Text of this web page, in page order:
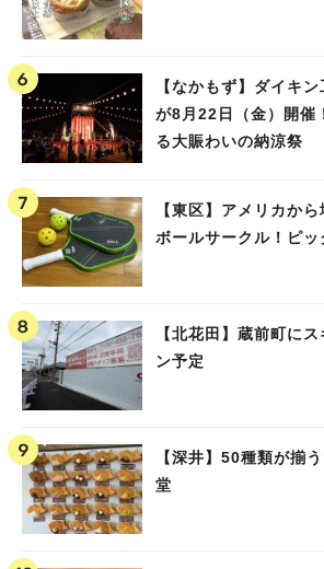
【なかもず】ダイキ
が8月22日（金）開催
る大賑わいの納涼祭
【東区】アメリカか
ボールサークル！ピッ
【北花田】蔵前町に
ン予定
【深井】50種類が揃
堂